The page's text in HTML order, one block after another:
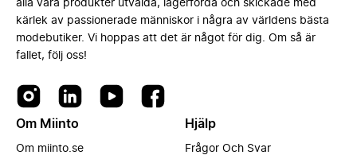
alla våra produkter utvalda, lagerförda och skickade med
kärlek av passionerade människor i några av världens bästa
modebutiker. Vi hoppas att det är något för dig. Om så är
fallet, följ oss!
Om Miinto
Om miinto.se
Hjälp
Frågor Och Svar